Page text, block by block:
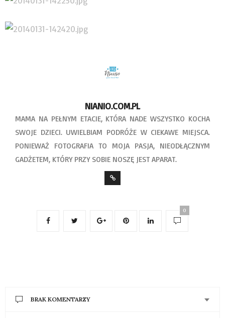
NIANIO.COM.PL
MAMA NA PEŁNYM ETACIE, KTÓRA NADE WSZYSTKO KOCHA
SWOJE DZIECI. UWIELBIAM PODRÓŻE W CIEKAWE MIEJSCA.
PONIEWAŻ FOTOGRAFIA TO MOJA PASJA, NIEODŁĄCZNYM
GADŻETEM, KTÓRY PRZY SOBIE NOSZĘ JEST APARAT.
0
BRAK KOMENTARZY